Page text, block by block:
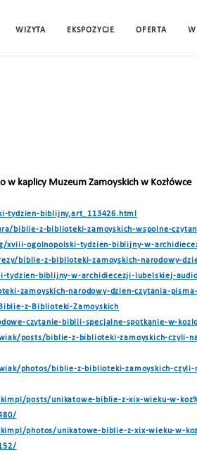
WIZYTA EKSPOZYCJE OFERTA
w kaplicy Muzeum Zamoyskich w Kozłówce
biblijny,art_113426.html
biblie-z-biblioteki-zamoyskich-wspolne-
xviii-ogolnopolski-tydzien-biblijny-w-
biblie-z-biblioteki-zamoyskich-narodowy-
biblijny-w-archidiecezji-lubelskiej-
zamoyskich-narodowy-dzien-czytania-
z-Biblioteki-Zamoyskich
czytanie-biblii-specjalne-spotkanie-w-
posts/biblie-z-biblioteki-zamoyskich-czyli-
photos/biblie-z-biblioteki-zamoyskich-czyli-
posts/unikatowe-biblie-z-xix-wieku-w-
photos/unikatowe-biblie-z-xix-wieku-w-